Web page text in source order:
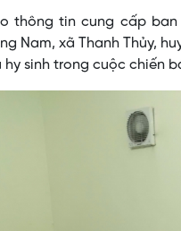
thông tin cung cấp
Nam, xã Thanh Thủy,
hy sinh trong cuộc chiến